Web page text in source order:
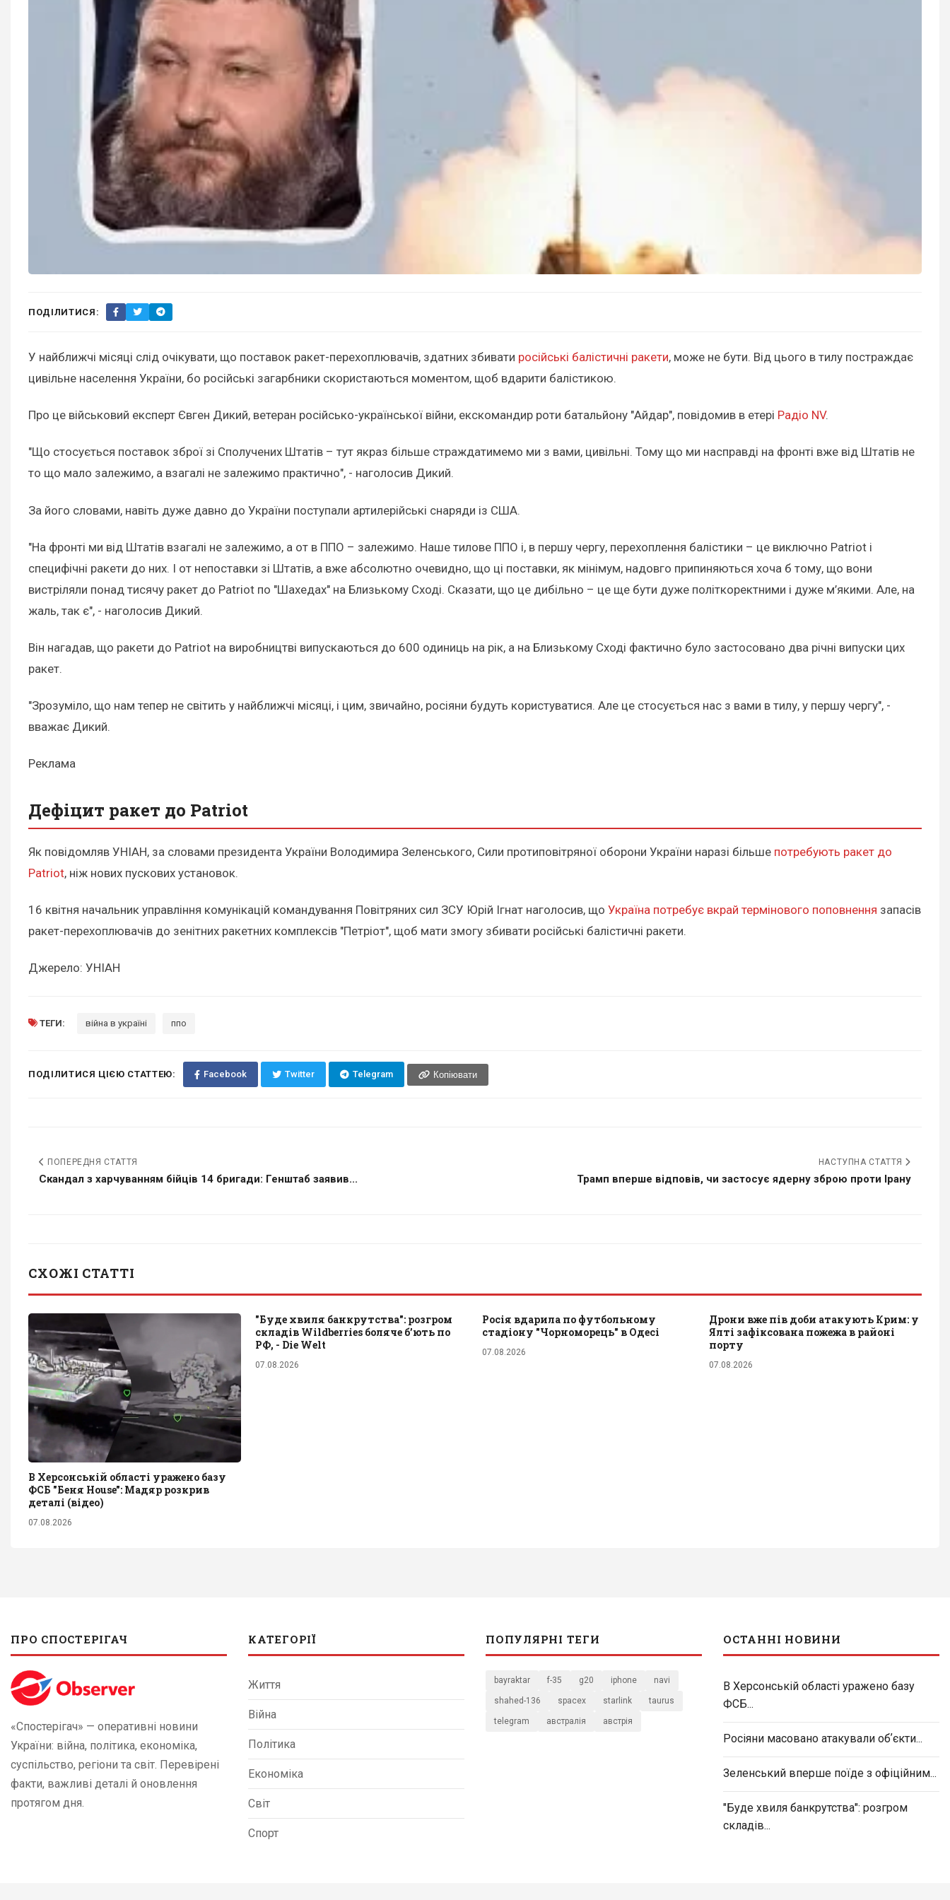
ПОДІЛИТИСЯ:
У найближчі місяці слід очікувати, що поставок ракет-перехоплювачів, здатних збивати російські балістичні ракети, може не бути. Від цього в тилу постраждає
цивільне населення України, бо російські загарбники скористаються моментом, щоб вдарити балістикою.
Про це військовий експерт Євген Дикий, ветеран російсько-української війни, екскомандир роти батальйону "Айдар", повідомив в етері Радіо NV.
"Що стосується поставок зброї зі Сполучених Штатів – тут якраз більше страждатимемо ми з вами, цивільні. Тому що ми насправді на фронті вже від Штатів не
то що мало залежимо, а взагалі не залежимо практично", - наголосив Дикий.
За його словами, навіть дуже давно до України поступали артилерійські снаряди із США.
"На фронті ми від Штатів взагалі не залежимо, а от в ППО – залежимо. Наше тилове ППО і, в першу чергу, перехоплення балістики – це виключно Patriot і
специфічні ракети до них. І от непоставки зі Штатів, а вже абсолютно очевидно, що ці поставки, як мінімум, надовго припиняються хоча б тому, що вони
вистріляли понад тисячу ракет до Patriot по "Шахедах" на Близькому Сході. Сказати, що це дибільно – це ще бути дуже політкоректними і дуже м’якими. Але, на
жаль, так є", - наголосив Дикий.
Він нагадав, що ракети до Patriot на виробництві випускаються до 600 одиниць на рік, а на Близькому Сході фактично було застосовано два річні випуски цих
ракет.
"Зрозуміло, що нам тепер не світить у найближчі місяці, і цим, звичайно, росіяни будуть користуватися. Але це стосується нас з вами в тилу, у першу чергу", -
вважає Дикий.
Реклама
Дефіцит ракет до Patriot
Як повідомляв УНІАН, за словами президента України Володимира Зеленського, Сили протиповітряної оборони України наразі більше потребують ракет до
Patriot, ніж нових пускових установок.
16 квітня начальник управління комунікацій командування Повітряних сил ЗСУ Юрій Ігнат наголосив, що Україна потребує вкрай термінового поповнення запасів
ракет-перехоплювачів до зенітних ракетних комплексів "Петріот", щоб мати змогу збивати російські балістичні ракети.
Джерело: УНІАН
ТЕГИ: війна в україні ппо
ПОДІЛИТИСЯ ЦІЄЮ СТАТТЕЮ: Facebook Twitter Telegram Копіювати
ПОПЕРЕДНЯ СТАТТЯ
Скандал з харчуванням бійців 14 бригади: Генштаб заявив...
НАСТУПНА СТАТТЯ
Трамп вперше відповів, чи застосує ядерну зброю проти Ірану
СХОЖІ СТАТТІ
В Херсонській області уражено базу
ФСБ "Беня House": Мадяр розкрив
деталі (відео)
07.08.2026
"Буде хвиля банкрутства": розгром
складів Wildberries боляче бʼють по
РФ, - Die Welt
07.08.2026
Росія вдарила по футбольному
стадіону "Чорноморець" в Одесі
07.08.2026
Дрони вже пів доби атакують Крим: у
Ялті зафіксована пожежа в районі
порту
07.08.2026
ПРО СПОСТЕРІГАЧ
«Спостерігач» — оперативні новини
України: війна, політика, економіка,
суспільство, регіони та світ. Перевірені
факти, важливі деталі й оновлення
протягом дня.
КАТЕГОРІЇ
Життя
Війна
Політика
Економіка
Світ
Спорт
ПОПУЛЯРНІ ТЕГИ
bayraktar f-35 g20 iphone navi
shahed-136 spacex starlink taurus
telegram австралія австрія
ОСТАННІ НОВИНИ
В Херсонській області уражено базу
ФСБ...
Росіяни масовано атакували обʼєкти...
Зеленський вперше поїде з офіційним...
"Буде хвиля банкрутства": розгром
складів...